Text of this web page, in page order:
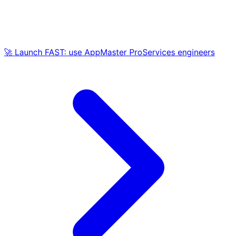
🚀 Launch FAST: use AppMaster ProServices engineers